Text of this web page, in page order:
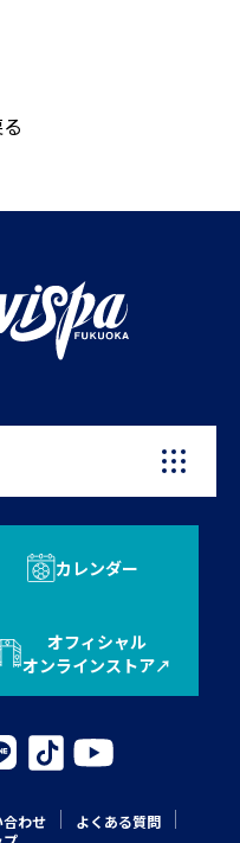
カレンダー
オフィシャル
オンラインストア
わせ
よくある質問